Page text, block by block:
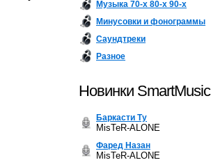
Музыка 70-х 80-х 90-х
Минусовки и фонограммы
Саундтреки
Разное
Новинки SmartMusic
Баркасти Ту
MisTeR-ALONE
Фаред Назан
MisTeR-ALONE